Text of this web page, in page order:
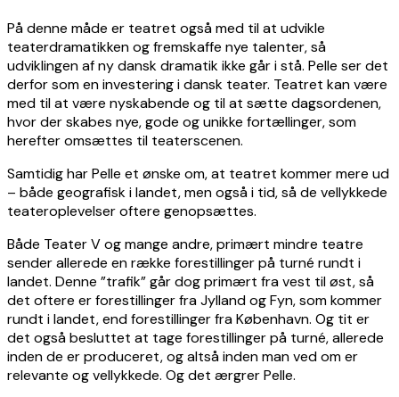
På denne måde er teatret også med til at udvikle
teaterdramatikken og fremskaffe nye talenter, så
udviklingen af ny dansk dramatik ikke går i stå. Pelle ser det
derfor som en investering i dansk teater. Teatret kan være
med til at være nyskabende og til at sætte dagsordenen,
hvor der skabes nye, gode og unikke fortællinger, som
herefter omsættes til teaterscenen.
Samtidig har Pelle et ønske om, at teatret kommer mere ud
– både geografisk i landet, men også i tid, så de vellykkede
teateroplevelser oftere genopsættes.
Både Teater V og mange andre, primært mindre teatre
sender allerede en række forestillinger på turné rundt i
landet. Denne ”trafik” går dog primært fra vest til øst, så
det oftere er forestillinger fra Jylland og Fyn, som kommer
rundt i landet, end forestillinger fra København. Og tit er
det også besluttet at tage forestillinger på turné, allerede
inden de er produceret, og altså inden man ved om er
relevante og vellykkede. Og det ærgrer Pelle.